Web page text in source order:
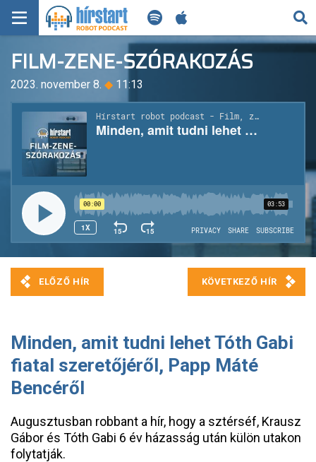
KERESÉS
KEZDŐLAP
FRISS HÍREK
TECH HÍREK
FILM-ZENE-SZÓRAKOZÁS
PLAYLIST
MI AZ A ROBOT PODCAST?
FILM-ZENE-SZÓRAKOZÁS
2023. november 8. ◆ 11:13
Minden, amit tudni lehet Tóth Gabi
fiatal szeretőjéről, Papp Máté
Bencéről
Augusztusban robbant a hír, hogy a sztérséf, Krausz
Gábor és Tóth Gabi 6 év házasság után külön utakon
folytatják.